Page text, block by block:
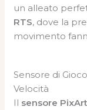
un alleato
RTS, dove la
movimento
Sensore di
Velocità
Il sensore